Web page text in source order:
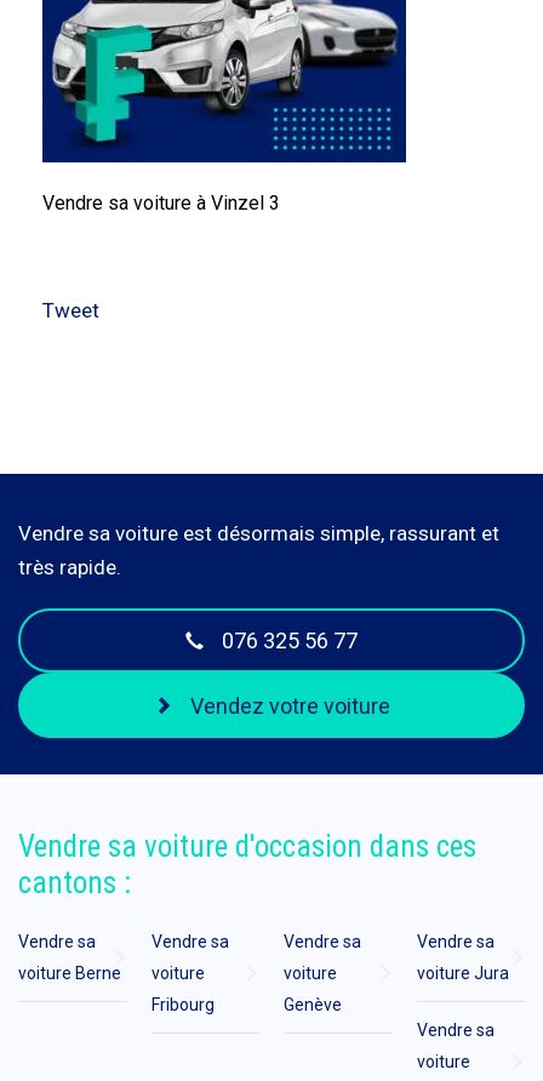
Vendre sa voiture à Vinzel 3
Tweet
Vendre sa voiture est désormais simple, rassurant et
très rapide.
076 325 56 77
Vendez votre voiture
Vendre sa voiture d'occasion dans ces
cantons :
Vendre sa
voiture Berne
Vendre sa
voiture
Fribourg
Vendre sa
voiture
Genève
Vendre sa
voiture Jura
Vendre sa
voiture